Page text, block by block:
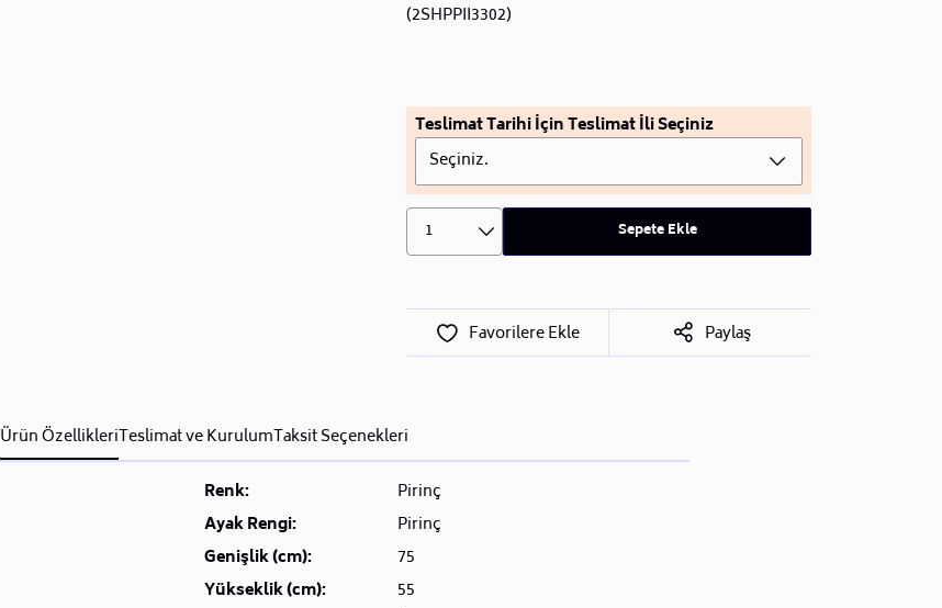
(2SHPPII3302)
Teslimat Tarihi İçin Teslimat İli Seçiniz
Seçiniz.
1 Sepete Ekle
Favorilere Ekle Paylaş
Ürün ÖzellikleriTeslimat ve KurulumTaksit Seçenekleri
Renk:
Pirinç
Ayak Rengi:
Pirinç
Genişlik (cm):
75
Yükseklik (cm):
55